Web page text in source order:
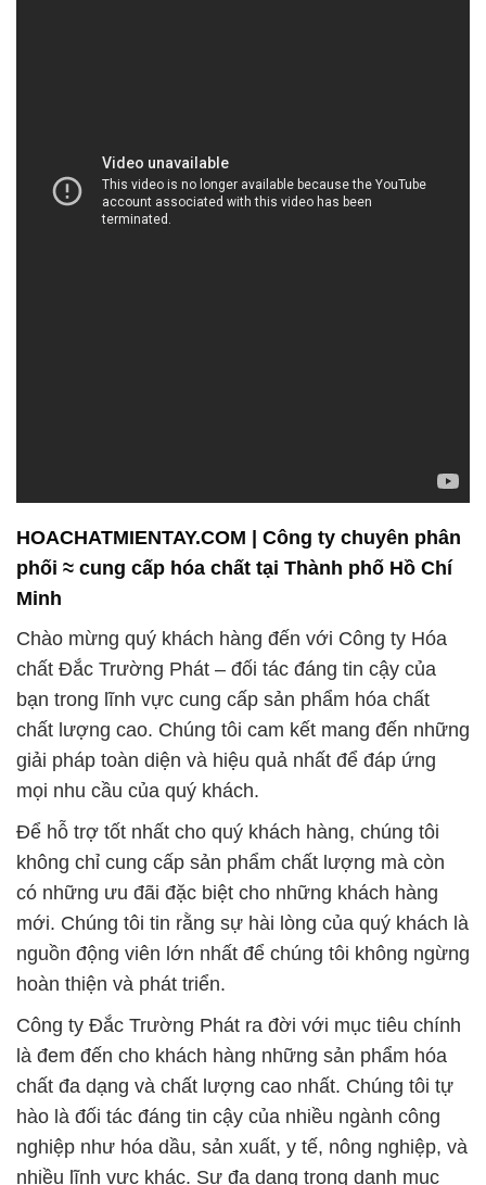
HOACHATMIENTAY.COM | Công ty chuyên phân
phối ≈ cung cấp hóa chất tại Thành phố Hồ Chí
Minh
Chào mừng quý khách hàng đến với Công ty Hóa
chất Đắc Trường Phát – đối tác đáng tin cậy của
bạn trong lĩnh vực cung cấp sản phẩm hóa chất
chất lượng cao. Chúng tôi cam kết mang đến những
giải pháp toàn diện và hiệu quả nhất để đáp ứng
mọi nhu cầu của quý khách.
Để hỗ trợ tốt nhất cho quý khách hàng, chúng tôi
không chỉ cung cấp sản phẩm chất lượng mà còn
có những ưu đãi đặc biệt cho những khách hàng
mới. Chúng tôi tin rằng sự hài lòng của quý khách là
nguồn động viên lớn nhất để chúng tôi không ngừng
hoàn thiện và phát triển.
Công ty Đắc Trường Phát ra đời với mục tiêu chính
là đem đến cho khách hàng những sản phẩm hóa
chất đa dạng và chất lượng cao nhất. Chúng tôi tự
hào là đối tác đáng tin cậy của nhiều ngành công
nghiệp như hóa dầu, sản xuất, y tế, nông nghiệp, và
nhiều lĩnh vực khác. Sự đa dạng trong danh mục